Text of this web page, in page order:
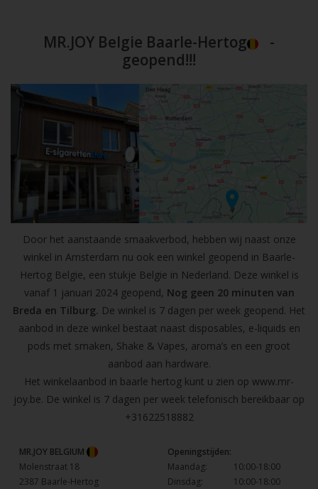
MR.JOY Belgie Baarle-Hertog
-
geopend!!!
Door het aanstaande smaakverbod, hebben wij naast onze
winkel in Amsterdam nu ook een winkel geopend in Baarle-
Hertog Belgie, een stukje Belgie in Nederland. Deze winkel is
vanaf 1 januari 2024 geopend, Nog geen 20 minuten van
Breda en Tilburg. De winkel is 7 dagen per week geopend. Het
aanbod in deze winkel bestaat naast disposables, e-liquids en
pods met smaken, Shake & Vapes, aroma’s en een groot
aanbod aan hardware.
Het winkelaanbod in baarle hertog kunt u zien op www.mr-
joy.be. De winkel is 7 dagen per week telefonisch bereikbaar op
+31622518882
MR.JOY BELGIUM
Molenstraat 18
2387 Baarle-Hertog
Openingstijden:
Maandag:
10:00-18:00
Dinsdag:
10:00-18:00